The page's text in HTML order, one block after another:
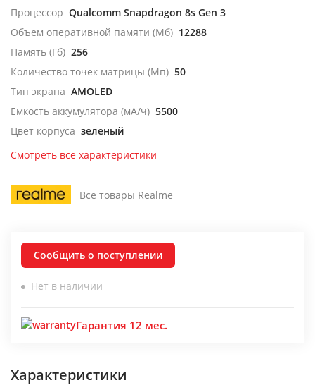
Процессор Qualcomm Snapdragon 8s Gen 3
Объем оперативной памяти (Мб) 12288
Память (Гб) 256
Количество точек матрицы (Мп) 50
Тип экрана AMOLED
Емкость аккумулятора (мА/ч) 5500
Цвет корпуса зеленый
Смотреть все характеристики
Все товары Realme
Сообщить о поступлении
Нет в наличии
Гарантия 12 мес.
Характеристики